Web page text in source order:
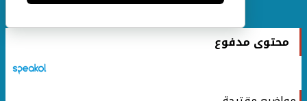
محتوى مدفوع